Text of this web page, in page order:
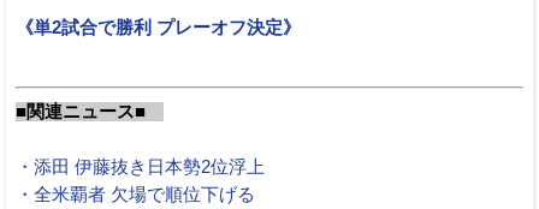
《単2試合で勝利 プレーオフ決定》
■関連ニュース■
・添田 伊藤抜き日本勢2位浮上
・全米覇者 欠場で順位下げる